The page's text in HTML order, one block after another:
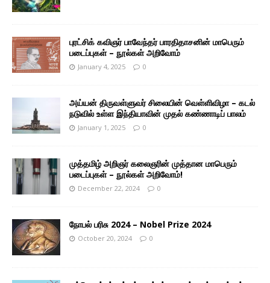
புரட்சிக் கவிஞர் பாவேந்தர் பாரதிதாசனின் மாபெரும்
படைப்புகள் – நூல்கள் அறிவோம்
January 4, 2025 0
அய்யன் திருவள்ளுவர் சிலையின் வெள்ளிவிழா – கடல்
நடுவில் உள்ள இந்தியாவின் முதல் கண்ணாடிப் பாலம்
January 1, 2025 0
முத்தமிழ் அறிஞர் கலைஞரின் முத்தான மாபெரும்
படைப்புகள் – நூல்கள் அறிவோம்!
December 22, 2024 0
நோபல் பரிசு 2024 – Nobel Prize 2024
October 20, 2024 0